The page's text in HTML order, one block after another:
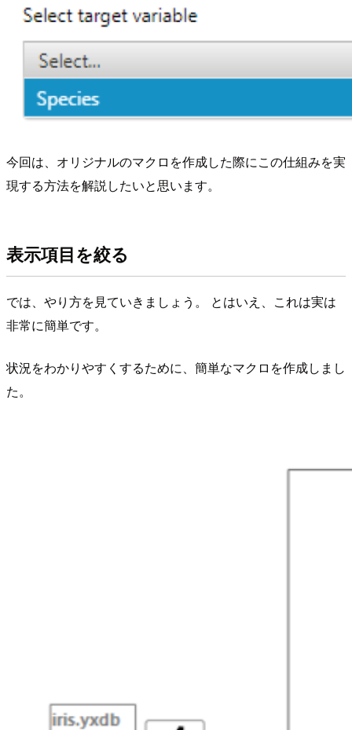
今回は、オリジナルのマクロを作成した際にこの仕組みを実
現する方法を解説したいと思います。
表示項目を絞る
では、やり方を見ていきましょう。 とはいえ、これは実は
非常に簡単です。
状況をわかりやすくするために、簡単なマクロを作成しまし
た。